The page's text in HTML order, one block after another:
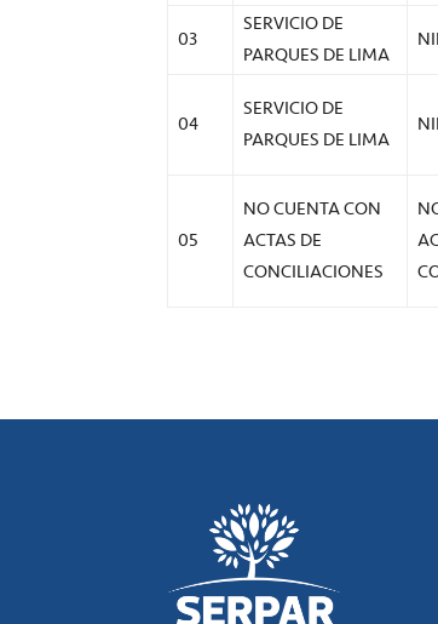
03
SERVICIO DE
PARQUES DE LIMA
04
SERVICIO DE
PARQUES DE LIMA
05
NO CUENTA CON
ACTAS DE
CONCILIACIONES